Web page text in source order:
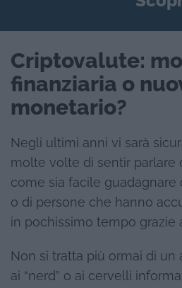
Criptovalute:
finanziaria o
monetario?
Negli ultimi anni vi sarà
molte volte di sentir parlare
come sia facile guadagnare
o di persone che hanno
in pochissimo tempo grazie
Non si tratta più ormai di un
ai “nerd” o ai cervelli